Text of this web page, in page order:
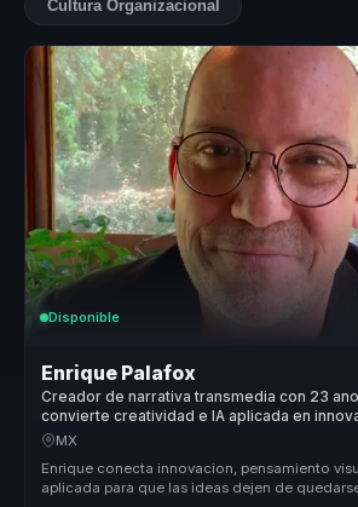
Cultura Organizacional
Disponible
Enrique Palafox
Creador de narrativa transmedia con 23
convierte creatividad e IA aplicada en
equipos.
MX
Enrique conecta innovacion, pensamiento
aplicada para que las ideas dejen de